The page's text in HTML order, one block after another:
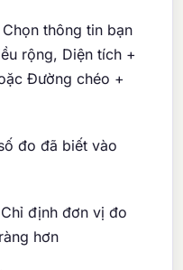
Chọn thông tin bạn
rộng, Diện tích +
Đường chéo +
đo đã biết vào
Chỉ định đơn vị đo
hơn